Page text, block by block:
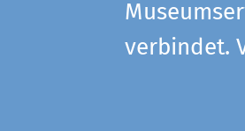
verbindet.